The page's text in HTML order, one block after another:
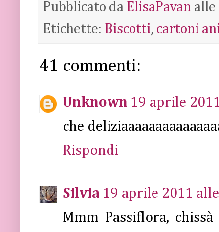
Pubblicato da ElisaPavan alle
Etichette: Biscotti, cartoni
41 commenti:
Unknown 19 aprile
che
Rispondi
Silvia 19 aprile 2011
Mmm Passiflora,